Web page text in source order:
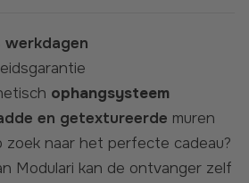
werkdagen
ophangsysteem
en getextureerde muren
Modulari kan de ontvanger zelf